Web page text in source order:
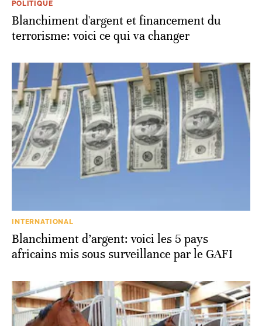
POLITIQUE
Blanchiment d'argent et financement du
terrorisme: voici ce qui va changer
INTERNATIONAL
Blanchiment d’argent: voici les 5 pays
africains mis sous surveillance par le GAFI